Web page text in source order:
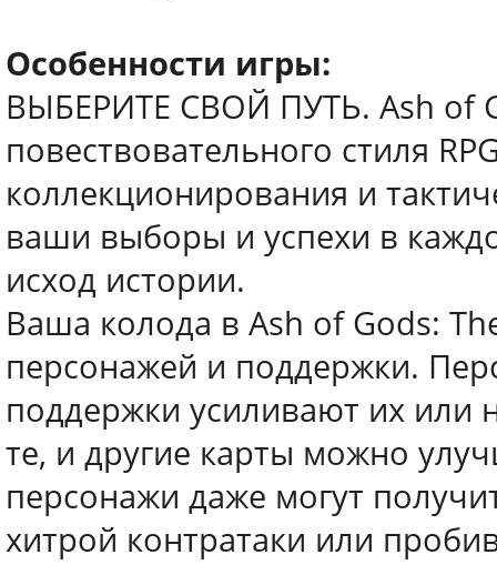
Особенности игры:
ВЫБЕРИТЕ СВОЙ ПУТЬ. Ash of
повествовательного стиля
коллекционирования и
ваши выборы и успехи в
исход истории.
Ваша колода в Ash of Gods:
персонажей и поддержки.
поддержки усиливают их
те, и другие карты можно
персонажи даже могут
хитрой контратаки или